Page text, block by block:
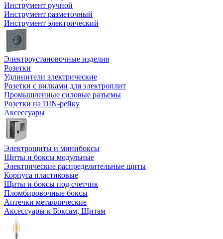
Инструмент ручной
Инструмент разметочный
Инструмент электрический
Электроустановочные изделия
Розетки
Удлинители электрические
Розетки с вилками для электроплит
Промышленные силовые разъемы
Розетки на DIN-рейку
Аксессуары
Электрощиты и минибоксы
Щиты и боксы модульные
Электрические распределительные щиты
Корпуса пластиковые
Щиты и боксы под счетчик
Пломбировочные боксы
Аптечки металлические
Аксессуары к Боксам, Щитам